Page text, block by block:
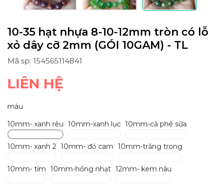
10-35 hạt nhựa 8-10-12mm tròn có lỗ
xỏ dây cỡ 2mm (GÓI 10GAM) - TL
Mã sp: 154565114841
LIÊN HỆ
màu
10mm- xanh rêu 10mm-xanh lục 10mm-cà phê sữa
10mm- xanh 2 10mm- đỏ cam 10mm-trắng trong
10mm- tím 10mm-hồng nhạt 12mm- kem nâu